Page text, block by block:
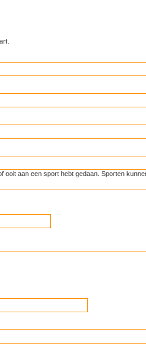
ooit aan een sport hebt gedaan. Sporten